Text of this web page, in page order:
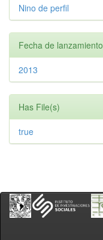
Nino de perfil
Fecha de lanzamiento
2013
Has File(s)
true